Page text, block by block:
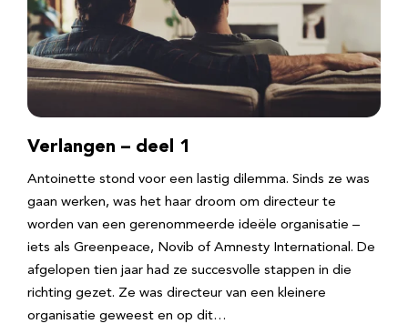
Verlangen – deel 1
Antoinette stond voor een lastig dilemma. Sinds ze was
gaan werken, was het haar droom om directeur te
worden van een gerenommeerde ideële organisatie –
iets als Greenpeace, Novib of Amnesty International. De
afgelopen tien jaar had ze succesvolle stappen in die
richting gezet. Ze was directeur van een kleinere
organisatie geweest en op dit…